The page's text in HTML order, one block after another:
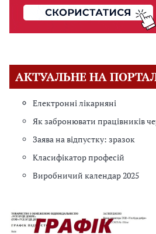
АКТУАЛЬНЕ НА
Електронні лікарняні
Як забронювати працівників
Заява на відпустку: зразок
Класифікатор професій
Виробничий календар 2025